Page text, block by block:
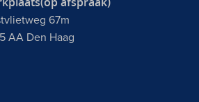
67m
AA Den Haag